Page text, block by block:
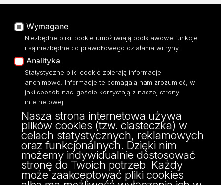
Poczta UŁ
USOSWeb
Portal Pracowniczy
Baza Aktów Własnych
Platforma e-learningowa
Moodle
Eksperci UŁ
Polityka Prywatności
Dostępność
Wymagane
Niezbędne pliki cookie umożliwiają podstawowe funkcje
i są niezbędne do prawidłowego działania witryny.
Analityka
Statystyczne pliki cookie zbierają informacje
anonimowo. Informacje te pomagają nam zrozumieć, w
jaki sposób nasi goście korzystają z naszej strony
internetowej.
Nasza strona internetowa używa
plików cookies (tzw. ciasteczka) w
celach statystycznych, reklamowych
oraz funkcjonalnych. Dzięki nim
możemy indywidualnie dostosować
stronę do Twoich potrzeb. Każdy
może zaakceptować pliki cookies